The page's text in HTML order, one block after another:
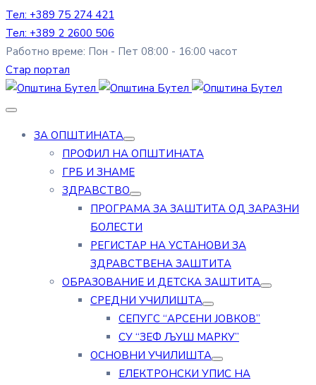
Тел: +389 75 274 421
Тел: +389 2 2600 506
Работно време: Пон - Пет 08:00 - 16:00 часот
Стар портал
ЗА ОПШТИНАТА
ПРОФИЛ НА ОПШТИНАТА
ГРБ И ЗНАМЕ
ЗДРАВСТВО
ПРОГРАМА ЗА ЗАШТИТА ОД ЗАРАЗНИ
БОЛЕСТИ
РЕГИСТАР НА УСТАНОВИ ЗА
ЗДРАВСТВЕНА ЗАШТИТА
ОБРАЗОВАНИЕ И ДЕТСКА ЗАШТИТА
СРЕДНИ УЧИЛИШТА
СЕПУГС “АРСЕНИ ЈОВКОВ”
СУ “ЗЕФ ЉУШ МАРКУ”
ОСНОВНИ УЧИЛИШТА
ЕЛЕКТРОНСКИ УПИС НА